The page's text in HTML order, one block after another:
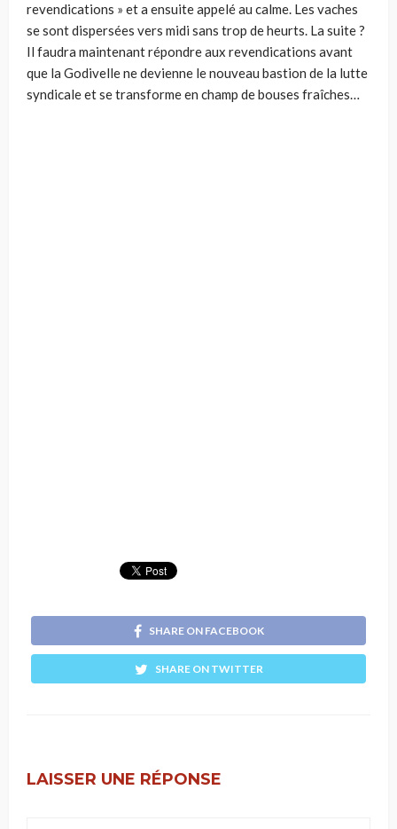
revendications » et a ensuite appelé au calme. Les vaches
se sont dispersées vers midi sans trop de heurts. La suite ?
Il faudra maintenant répondre aux revendications avant
que la Godivelle ne devienne le nouveau bastion de la lutte
syndicale et se transforme en champ de bouses fraîches…
SHARE ON FACEBOOK
SHARE ON TWITTER
LAISSER UNE RÉPONSE